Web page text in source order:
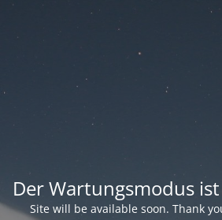
Der Wartungsmodus
Site will be available soon. Thank